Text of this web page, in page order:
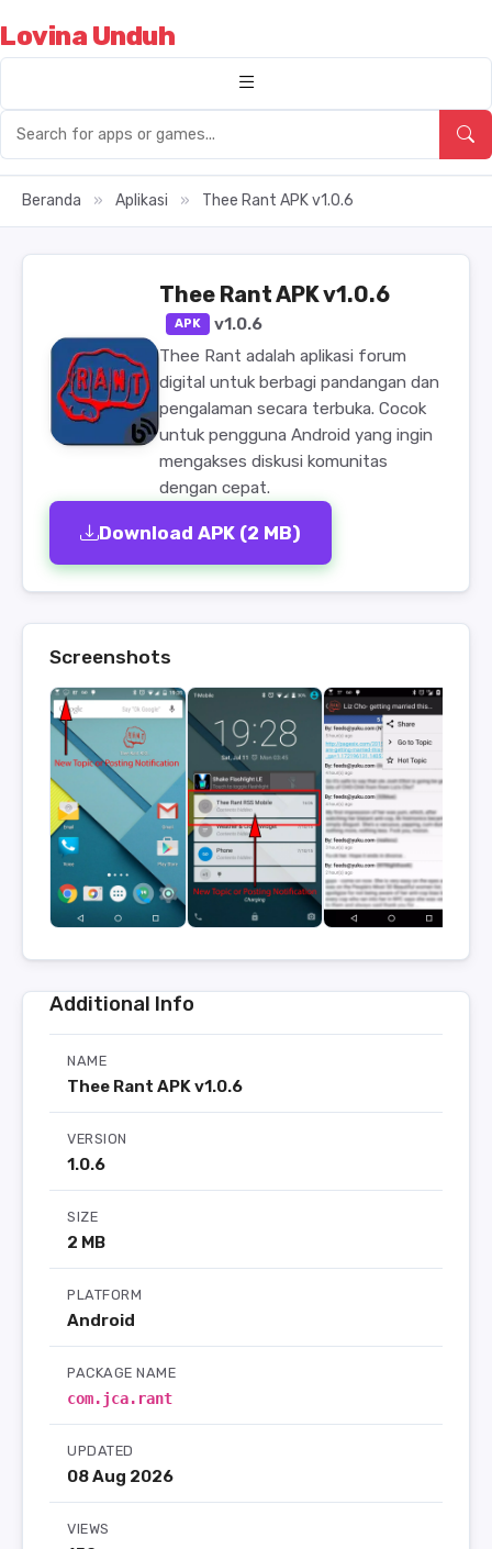
Lovina Unduh
Beranda » Aplikasi » Thee Rant APK v1.0.6
Thee Rant APK v1.0.6
APK
v1.0.6
Thee Rant adalah aplikasi forum
digital untuk berbagi pandangan dan
pengalaman secara terbuka. Cocok
untuk pengguna Android yang ingin
mengakses diskusi komunitas
dengan cepat.
Download APK (2 MB)
Screenshots
Additional Info
NAME
Thee Rant APK v1.0.6
VERSION
1.0.6
SIZE
2 MB
PLATFORM
Android
PACKAGE NAME
com.jca.rant
UPDATED
08 Aug 2026
VIEWS